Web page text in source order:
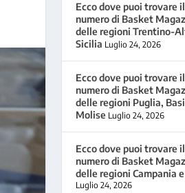
Ecco dove puoi trovare
numero di Basket
delle regioni Trentino-
Sicilia Luglio 24, 2026
Ecco dove puoi trovare
numero di Basket
delle regioni Puglia,
Molise Luglio 24, 2026
Ecco dove puoi trovare
numero di Basket
delle regioni Campania
Luglio 24, 2026